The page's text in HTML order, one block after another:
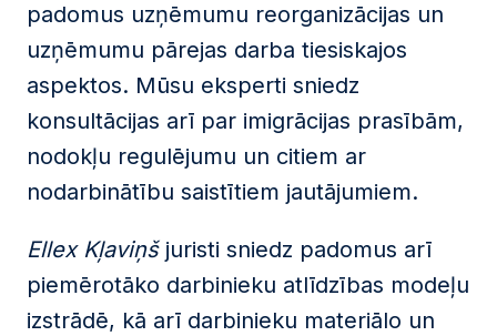
padomus uzņēmumu reorganizācijas un
uzņēmumu pārejas darba tiesiskajos
aspektos. Mūsu eksperti sniedz
konsultācijas arī par imigrācijas prasībām,
nodokļu regulējumu un citiem ar
nodarbinātību saistītiem jautājumiem.
Ellex Kļaviņšjuristi sniedz padomus arī
piemērotāko darbinieku atlīdzības modeļu
izstrādē, kā arī darbinieku materiālo un